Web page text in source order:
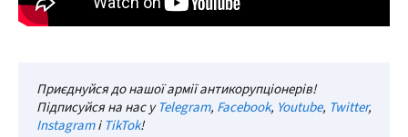
Приєднуйся до нашої армії антикорупціонерів!
Підписуйся на нас уTelegram, Facebook, Youtube, Twitter,
InstagramіTikTok!